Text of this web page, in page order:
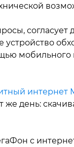
интернет
же день:
с